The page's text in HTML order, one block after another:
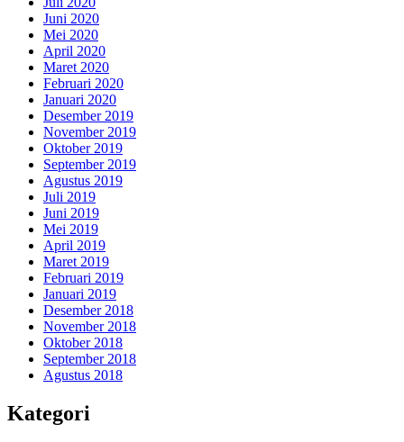
Juni 2020
Mei 2020
April 2020
Maret 2020
Februari 2020
Januari 2020
Desember 2019
November 2019
Oktober 2019
September 2019
Agustus 2019
Juli 2019
Juni 2019
Mei 2019
April 2019
Maret 2019
Februari 2019
Januari 2019
Desember 2018
November 2018
Oktober 2018
September 2018
Agustus 2018
Kategori